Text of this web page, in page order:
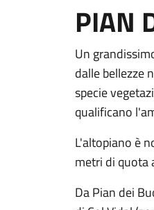
PIAN
Un
dalle bellezze
specie
qualificano
L'altopiano è
metri di quota
Da Pian dei